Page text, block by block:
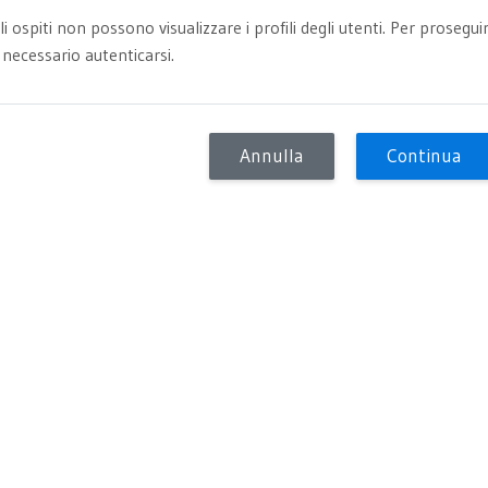
ospiti non possono visualizzare i profili degli utenti. Per
autenticarsi.
Annulla Continua